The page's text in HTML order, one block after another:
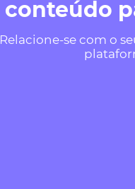
conteúdo
Relacione-se com o